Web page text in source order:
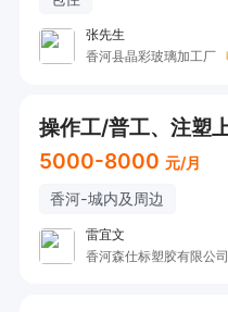
张先生
香河县晶彩玻璃加工厂
5000-8000 元/月
香河-城内及周边
雷宜文
香河森仕标塑胶有限公司